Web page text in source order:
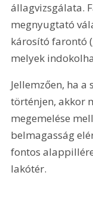
állagvizsgálata.
megnyugtató
károsító farontó
melyek
Jellemzően, ha
történjen, akkor
megemelése
belmagasság
fontos
lakótér.